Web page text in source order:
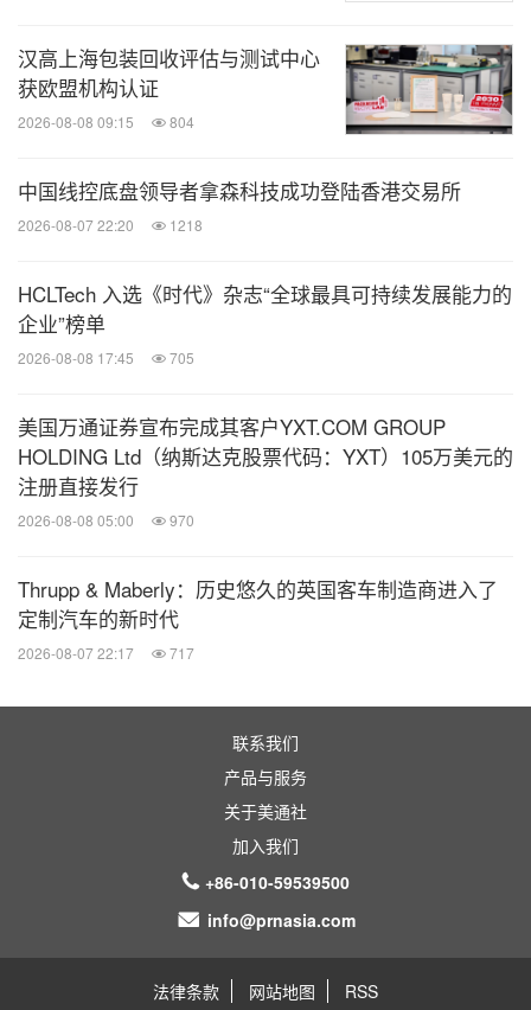
汉高上海包装回收评估与测试中心
获欧盟机构认证
2026-08-08 09:15 804
中国线控底盘领导者拿森科技成功登陆香港交易所
2026-08-07 22:20 1218
HCLTech 入选《时代》杂志“全球最具可持续发展能力的
企业”榜单
2026-08-08 17:45 705
美国万通证券宣布完成其客户YXT.COM GROUP
HOLDING Ltd（纳斯达克股票代码：YXT）105万美元的
注册直接发行
2026-08-08 05:00 970
Thrupp & Maberly：历史悠久的英国客车制造商进入了
定制汽车的新时代
2026-08-07 22:17 717
联系我们
产品与服务
关于美通社
加入我们
+86-010-59539500
info@prnasia.com
法律条款 网站地图 RSS